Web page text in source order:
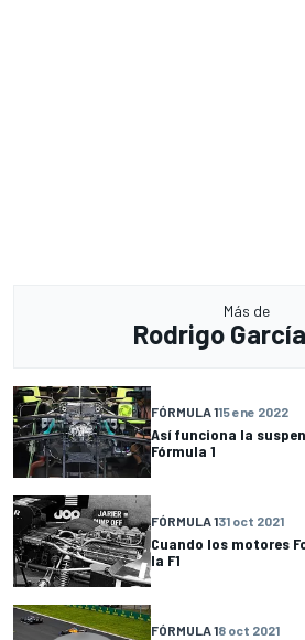
Más de
Rodrigo
FÓRMULA 115 ene 2022
Así funciona la
Fórmula 1
FÓRMULA 131 oct 2021
Cuando los motores
la F1
FÓRMULA 18 oct 2021